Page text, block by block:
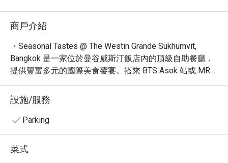
complements the room beautifully.
But what truly made this experience
architecture — it was the staff. The
level of attention and care here is
something I genuinely haven't
encountered at other buffets in
Bangkok. Team members regularly
refill or a different drink, checked in
on how I was enjoying the food, and
even took a moment to thank me for
商戶介紹
・Seasonal Tastes @ The Westin Grande Sukhumvit,
Bangkok 是一家位於曼谷威斯汀飯店內的頂級自助餐廳，
提供豐富多元的國際美食饗宴。搭乘 BTS Asok 站或 MRT
Sukhumvit 站即可輕鬆抵達。餐廳以其舒適潮流的氛圍、
精緻的餐點和熱情的服務而聞名，在眾多網友票選中，被
評為曼谷最受歡迎的自助餐廳之一。
・Seasonal Tastes 的自助餐提供多樣化的選擇，從新鮮
有。必嚐的包括新鮮的生蠔、烤羊排和精緻的甜點。這裡
也提供豐富的飲品選擇，包括咖啡、葡萄酒和雞尾酒，滿
設施/服務
Parking
菜式